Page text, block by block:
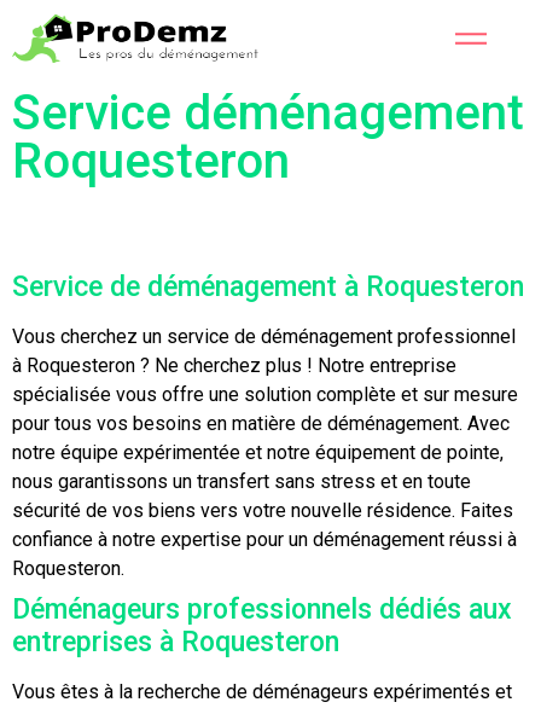
Service déménagement
Roquesteron
Service de déménagement à Roquesteron
Vous cherchez un service de déménagement professionnel
à Roquesteron ? Ne cherchez plus ! Notre entreprise
spécialisée vous offre une solution complète et sur mesure
pour tous vos besoins en matière de déménagement. Avec
notre équipe expérimentée et notre équipement de pointe,
nous garantissons un transfert sans stress et en toute
sécurité de vos biens vers votre nouvelle résidence. Faites
confiance à notre expertise pour un déménagement réussi à
Roquesteron.
Déménageurs professionnels dédiés aux
entreprises à Roquesteron
Vous êtes à la recherche de déménageurs expérimentés et